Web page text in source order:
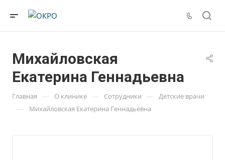
Михайловская
Екатерина Геннадьевна
Главная — О клинике — Сотрудники — Детские врачи
— Михайловская Екатерина Геннадьевна